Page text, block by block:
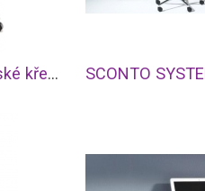
SCONTO TIMO Kancelářské křeslo